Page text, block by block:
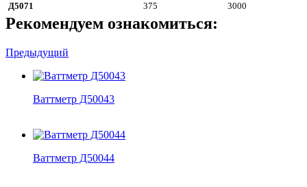
Д5071
375 3000
Рекомендуем ознакомиться:
Предыдущий
Ваттметр Д50043
Ваттметр Д50044